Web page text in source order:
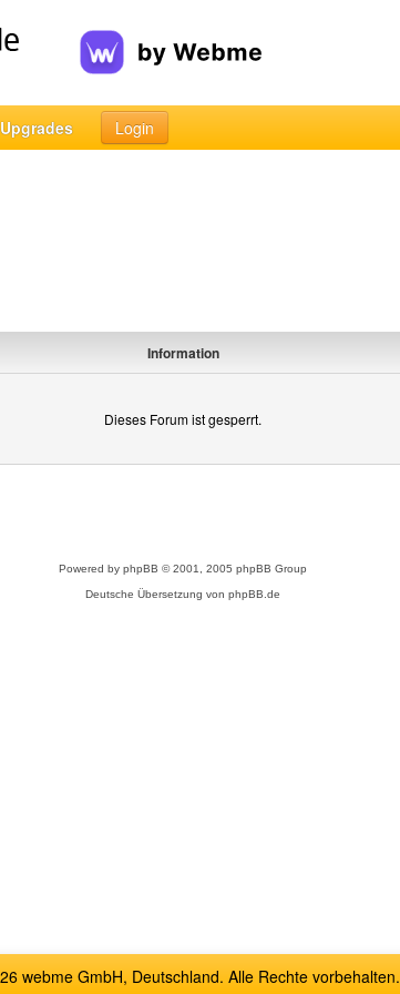
Login
Information
Dieses Forum ist gesperrt.
Powered by phpBB © 2001, 2005 phpBB Group
Deutsche Übersetzung von phpBB.de
webme GmbH, Deutschland. Alle Rechte vorbehalten.